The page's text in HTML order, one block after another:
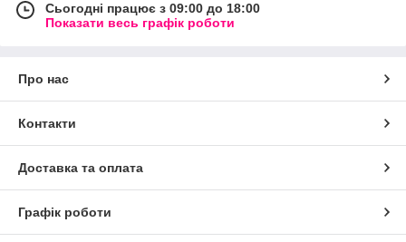
Сьогодні працює з 09:00 до 18:00
Показати весь графік роботи
Про нас
Контакти
Доставка та оплата
Графік роботи